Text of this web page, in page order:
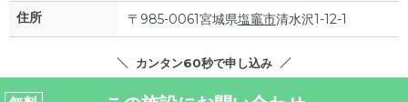
住所 〒985-0061宮城県塩竈市清水沢1-12-1
カンタン60秒で申し込み